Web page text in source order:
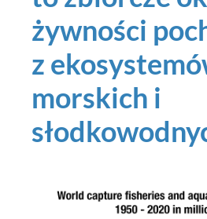
żywności
z
morskich i